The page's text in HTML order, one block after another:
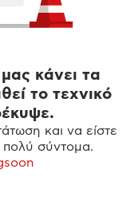
κάνει τα
το τεχνικό
και να είστε
πολύ σύντομα.